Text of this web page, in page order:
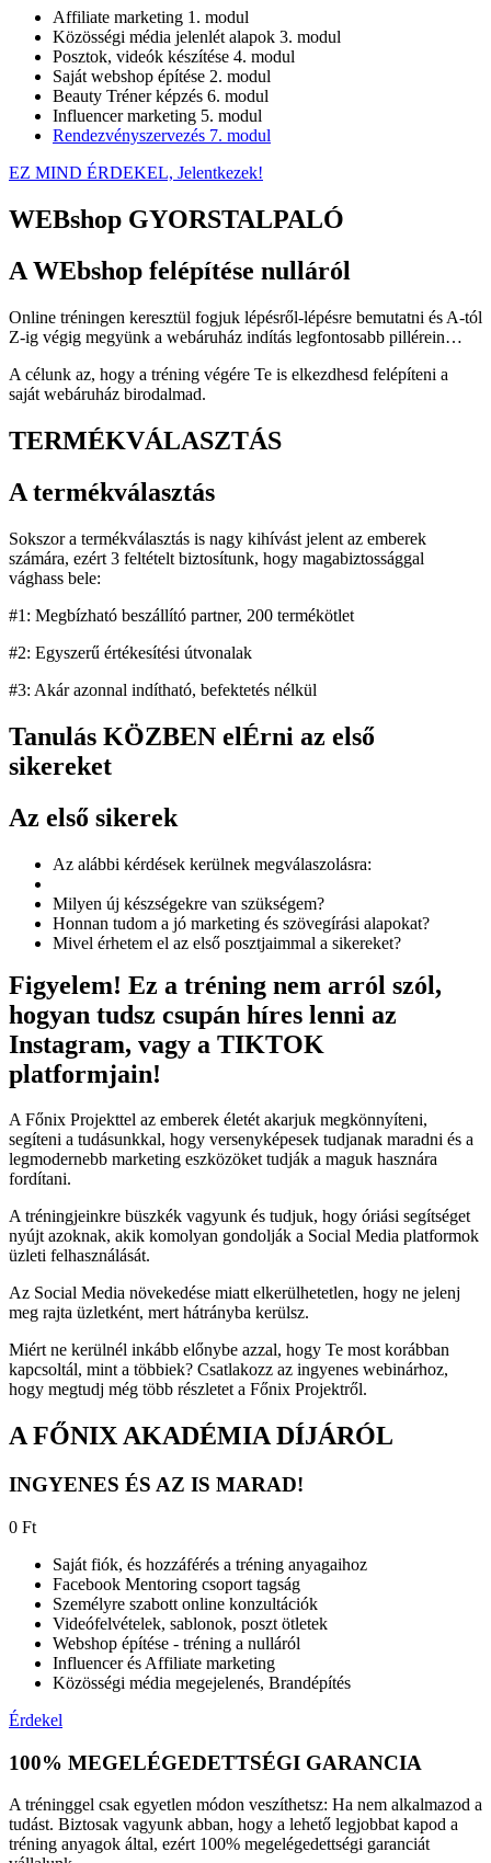
Affiliate marketing 1. modul
Közösségi média jelenlét alapok 3. modul
Posztok, videók készítése 4. modul
Saját webshop építése 2. modul
Beauty Tréner képzés 6. modul
Influencer marketing 5. modul
Rendezvényszervezés 7. modul
EZ MIND ÉRDEKEL, Jelentkezek!
WEBshop GYORSTALPALÓ
A WEbshop felépítése nulláról
Online tréningen keresztül fogjuk lépésről-lépésre bemutatni és A-tól
Z-ig végig megyünk a webáruház indítás legfontosabb pillérein…
A célunk az, hogy a tréning végére Te is elkezdhesd felépíteni a
saját webáruház birodalmad.
TERMÉKVÁLASZTÁS
A termékválasztás
Sokszor a termékválasztás is nagy kihívást jelent az emberek
számára, ezért 3 feltételt biztosítunk, hogy magabiztossággal
vághass bele:
#1: Megbízható beszállító partner, 200 termékötlet
#2: Egyszerű értékesítési útvonalak
#3: Akár azonnal indítható, befektetés nélkül
Tanulás KÖZBEN elÉrni az első
sikereket
Az első sikerek
Az alábbi kérdések kerülnek megválaszolásra:
Milyen új készségekre van szükségem?
Honnan tudom a jó marketing és szövegírási alapokat?
Mivel érhetem el az első posztjaimmal a sikereket?
Figyelem! Ez a tréning nem arról szól,
hogyan tudsz csupán híres lenni az
Instagram, vagy a TIKTOK
platformjain!
A Főnix Projekttel az emberek életét akarjuk megkönnyíteni,
segíteni a tudásunkkal, hogy versenyképesek tudjanak maradni és a
legmodernebb marketing eszközöket tudják a maguk hasznára
fordítani.
A tréningjeinkre büszkék vagyunk és tudjuk, hogy óriási segítséget
nyújt azoknak, akik komolyan gondolják a Social Media platformok
üzleti felhasználását.
Az Social Media növekedése miatt elkerülhetetlen, hogy ne jelenj
meg rajta üzletként, mert hátrányba kerülsz.
Miért ne kerülnél inkább előnybe azzal, hogy Te most korábban
kapcsoltál, mint a többiek? Csatlakozz az ingyenes webinárhoz,
hogy megtudj még több részletet a Főnix Projektről.
A FŐNIX AKADÉMIA DÍJÁRÓL
INGYENES ÉS AZ IS MARAD!
0 Ft
Saját fiók, és hozzáférés a tréning anyagaihoz
Facebook Mentoring csoport tagság
Személyre szabott online konzultációk
Videófelvételek, sablonok, poszt ötletek
Webshop építése - tréning a nulláról
Influencer és Affiliate marketing
Közösségi média megejelenés, Brandépítés
Érdekel
100% MEGELÉGEDETTSÉGI GARANCIA
A tréninggel csak egyetlen módon veszíthetsz: Ha nem alkalmazod a
tudást. Biztosak vagyunk abban, hogy a lehető legjobbat kapod a
tréning anyagok által, ezért 100% megelégedettségi garanciát